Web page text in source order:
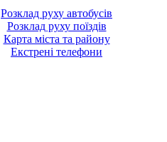
Розклад руху автобусів
Розклад руху поїздів
Карта міста та району
Екстрені телефони